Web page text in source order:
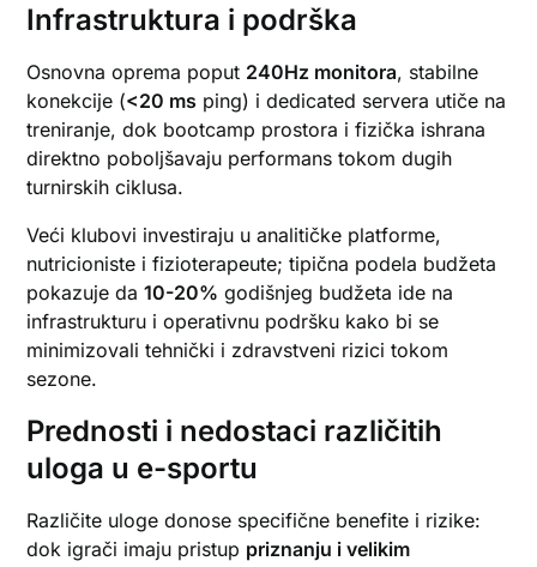
Infrastruktura i podrška
Osnovna oprema poput 240Hz monitora, stabilne
konekcije (<20 ms ping) i dedicated servera utiče na
treniranje, dok bootcamp prostora i fizička ishrana
direktno poboljšavaju performans tokom dugih
turnirskih ciklusa.
Veći klubovi investiraju u analitičke platforme,
nutricioniste i fizioterapeute; tipična podela budžeta
pokazuje da10-20% godišnjeg budžeta ide na
infrastrukturu i operativnu podršku kako bi se
minimizovali tehnički i zdravstveni rizici tokom
sezone.
Prednosti i nedostaci različitih
uloga u e-sportu
Različite uloge donose specifične benefite i rizike:
dok igrači imaju pristup priznanju i velikim